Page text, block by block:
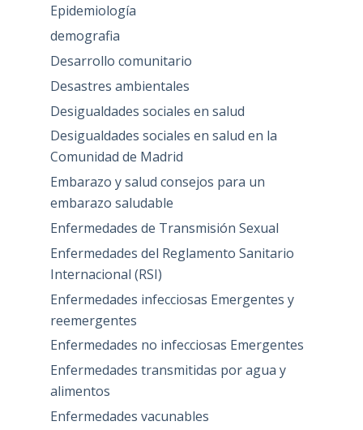
Epidemiología
demografia
Desarrollo comunitario
Desastres ambientales
Desigualdades sociales en salud
Desigualdades sociales en salud en la
Comunidad de Madrid
Embarazo y salud consejos para un
embarazo saludable
Enfermedades de Transmisión Sexual
Enfermedades del Reglamento Sanitario
Internacional (RSI)
Enfermedades infecciosas Emergentes y
reemergentes
Enfermedades no infecciosas Emergentes
Enfermedades transmitidas por agua y
alimentos
Enfermedades vacunables